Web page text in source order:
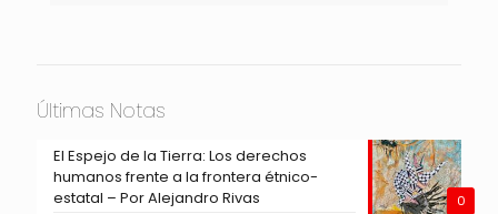
Últimas Notas
0
El Espejo de la Tierra: Los derechos
humanos frente a la frontera étnico-
estatal – Por Alejandro Rivas